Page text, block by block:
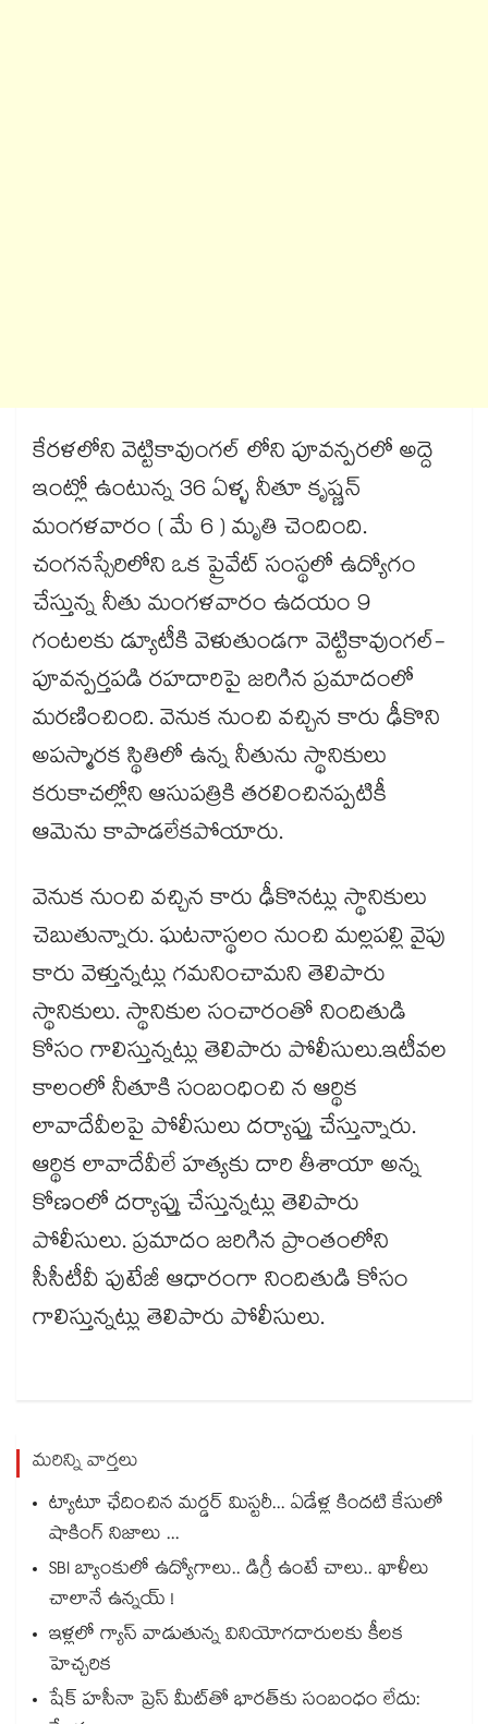
కేరళలోని వెట్టికావుంగల్ లోని పూవన్పరలో అద్దె
ఇంట్లో ఉంటున్న 36 ఏళ్ళ నీతూ కృష్ణన్
మంగళవారం ( మే 6 ) మృతి చెందింది.
చంగనస్సేరిలోని ఒక ప్రైవేట్ సంస్థలో ఉద్యోగం
చేస్తున్న నీతు మంగళవారం ఉదయం 9
గంటలకు డ్యూటీకి వెళుతుండగా వెట్టికావుంగల్-
పూవన్పర్తపడి రహదారిపై జరిగిన ప్రమాదంలో
మరణించింది. వెనుక నుంచి వచ్చిన కారు ఢీకొని
అపస్మారక స్థితిలో ఉన్న నీతును స్థానికులు
కరుకాచల్లోని ఆసుపత్రికి తరలించినప్పటికీ
ఆమెను కాపాడలేకపోయారు.
వెనుక నుంచి వచ్చిన కారు ఢీకొనట్లు స్థానికులు
చెబుతున్నారు. ఘటనాస్థలం నుంచి మల్లపల్లి వైపు
కారు వెళ్తున్నట్లు గమనించామని తెలిపారు
స్థానికులు. స్థానికుల సంచారంతో నిందితుడి
కోసం గాలిస్తున్నట్లు తెలిపారు పోలీసులు.ఇటీవల
కాలంలో నీతూకి సంబంధించి న ఆర్థిక
లావాదేవీలపై పోలీసులు దర్యాప్తు చేస్తున్నారు.
ఆర్థిక లావాదేవీలే హత్యకు దారి తీశాయా అన్న
కోణంలో దర్యాప్తు చేస్తున్నట్లు తెలిపారు
పోలీసులు. ప్రమాదం జరిగిన ప్రాంతంలోని
సీసీటీవీ పుటేజీ ఆధారంగా నిందితుడి కోసం
గాలిస్తున్నట్లు తెలిపారు పోలీసులు.
మరిన్ని వార్తలు
ట్యాటూ ఛేదించిన మర్డర్ మిస్టరీ... ఏడేళ్ల కిందటి కేసులో
షాకింగ్ నిజాలు ...
SBI బ్యాంకులో ఉద్యోగాలు.. డిగ్రీ ఉంటే చాలు.. ఖాళీలు
చాలానే ఉన్నయ్ !
ఇళ్లలో గ్యాస్ వాడుతున్న వినియోగదారులకు కీలక
హెచ్చరిక
షేక్ హసీనా ప్రెస్ మీట్‎తో భారత్‎కు సంబంధం లేదు: